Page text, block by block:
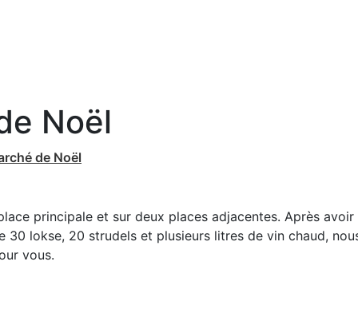
Noël
de Noël
principale et sur deux places adjacentes. Après avoir
30 lokse, 20 strudels et plusieurs litres de vin chaud,
vous.